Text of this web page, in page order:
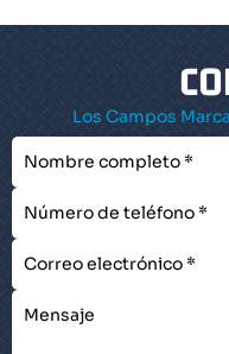
Los Campos